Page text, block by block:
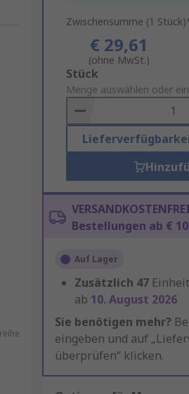
Zwischensumme (1
€ 29,61
(ohne MwSt.)
Add
to
Basket
Stück
Menge auswählen oder
Bestellungen ab €
Auf Lager
Zusätzlich 47
ab 10. August 2026
Sie benötigen mehr?
eingeben und auf
überprüfen“ klicken.